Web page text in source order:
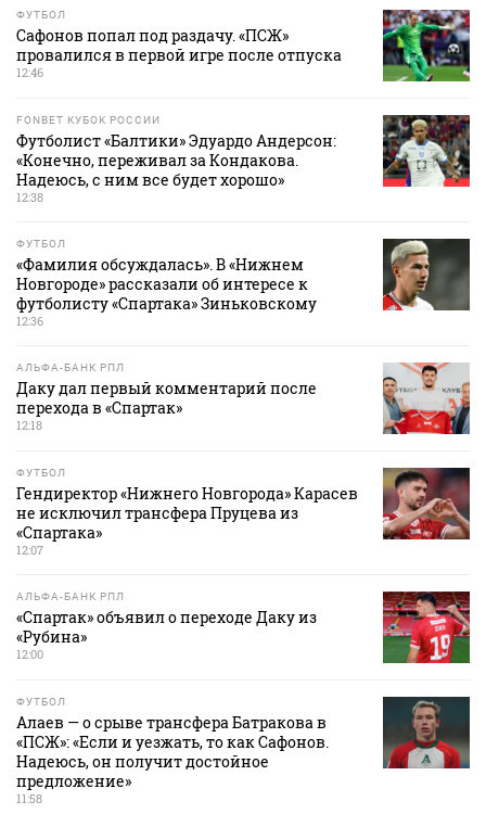
ФУТБОЛ
Сафонов попал под раздачу. «ПСЖ»
провалился в первой игре после отпуска
12:46
FONBET КУБОК РОССИИ
Футболист «Балтики» Эдуардо Андерсон:
«Конечно, переживал за Кондакова.
Надеюсь, с ним все будет хорошо»
12:38
ФУТБОЛ
«Фамилия обсуждалась». В «Нижнем
Новгороде» рассказали об интересе к
футболисту «Спартака» Зиньковскому
12:36
АЛЬФА-БАНК РПЛ
Даку дал первый комментарий после
перехода в «Спартак»
12:18
ФУТБОЛ
Гендиректор «Нижнего Новгорода» Карасев
не исключил трансфера Пруцева из
«Спартака»
12:07
АЛЬФА-БАНК РПЛ
«Спартак» объявил о переходе Даку из
«Рубина»
12:00
ФУТБОЛ
Алаев — о срыве трансфера Батракова в
«ПСЖ»: «Если и уезжать, то как Сафонов.
Надеюсь, он получит достойное
предложение»
11:58